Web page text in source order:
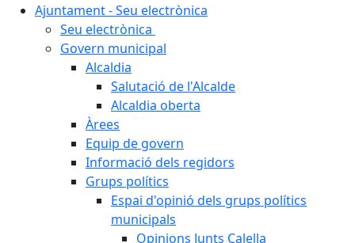
Ajuntament - Seu electrònica
Seu electrònica
Govern municipal
Alcaldia
Salutació de l'Alcalde
Alcaldia oberta
Àrees
Equip de govern
Informació dels regidors
Grups polítics
Espai d'opinió dels grups polítics
municipals
Opinions Junts Calella